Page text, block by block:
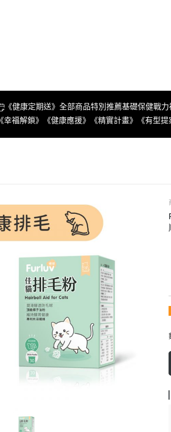
《健康定期送》 全部商品特別推薦基礎保健戰力
幸福解鎖》
《健康應援》 《精實計畫》 《有型提